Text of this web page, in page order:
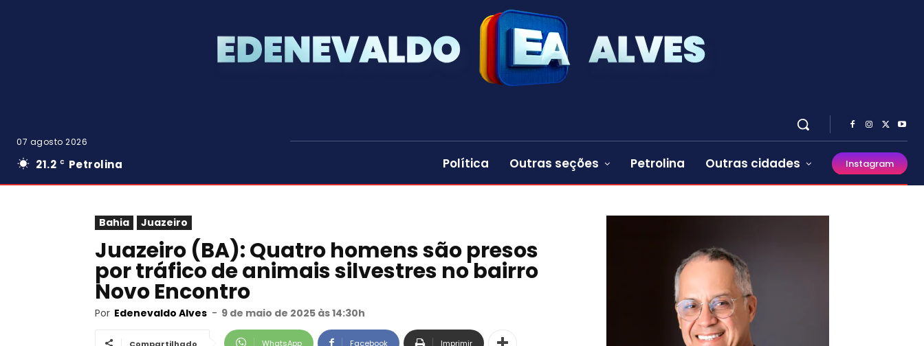
07 agosto 2026
21.2 C Petrolina Política Outras seções Petrolina Outras cidades Instagram
Bahia Juazeiro
Juazeiro (BA): Quatro homens são presos
por tráfico de animais silvestres no bairro
Novo Encontro
Por Edenevaldo Alves - 9 de maio de 2025 às 14:30h
WhatsApp Facebook Imprimir